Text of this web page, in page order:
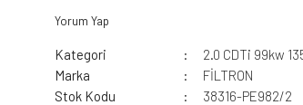
Yorum Yap
Kategori
2.0 CDTi 99kw
Marka
FİLTRON
Stok Kodu
38316-PE982/2